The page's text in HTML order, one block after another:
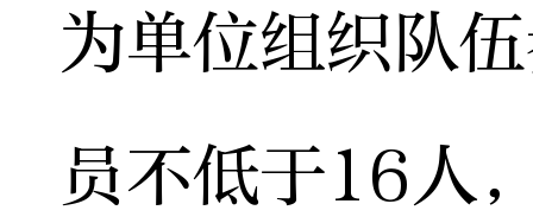
为单位组织队
员不低于16人